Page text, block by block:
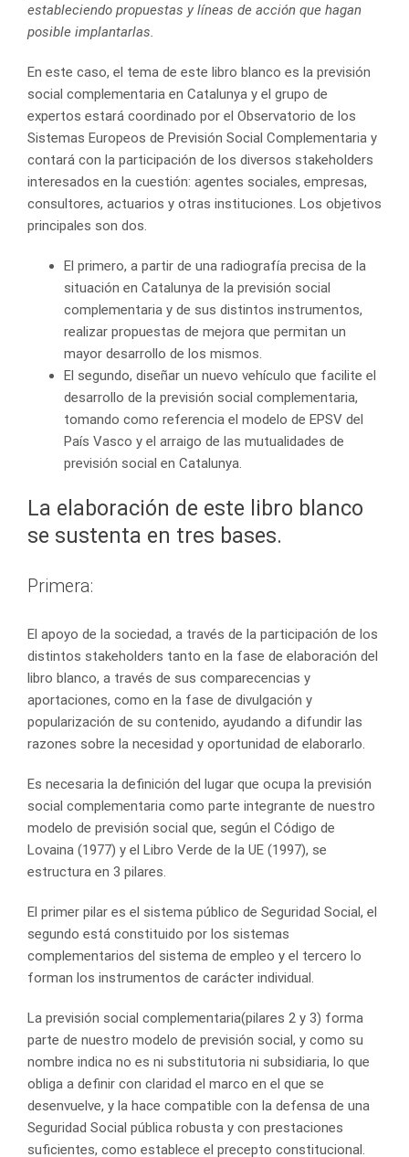
estableciendo propuestas y líneas de acción que hagan
posible implantarlas.
En este caso, el tema de este libro blanco es la previsión
social complementaria en Catalunya y el grupo de
expertos estará coordinado por el Observatorio de los
Sistemas Europeos de Previsión Social Complementaria y
contará con la participación de los diversos stakeholders
interesados en la cuestión: agentes sociales, empresas,
consultores, actuarios y otras instituciones. Los objetivos
principales son dos.
El primero, a partir de una radiografía precisa de la
situación en Catalunya de la previsión social
complementaria y de sus distintos instrumentos,
realizar propuestas de mejora que permitan un
mayor desarrollo de los mismos.
El segundo, diseñar un nuevo vehículo que facilite el
desarrollo de la previsión social complementaria,
tomando como referencia el modelo de EPSV del
País Vasco y el arraigo de las mutualidades de
previsión social en Catalunya.
La elaboración de este libro blanco
se sustenta en tres bases.
Primera:
El apoyo de la sociedad, a través de la participación de los
distintos stakeholders tanto en la fase de elaboración del
libro blanco, a través de sus comparecencias y
aportaciones, como en la fase de divulgación y
popularización de su contenido, ayudando a difundir las
razones sobre la necesidad y oportunidad de elaborarlo.
Es necesaria la definición del lugar que ocupa la previsión
social complementaria como parte integrante de nuestro
modelo de previsión social que, según el Código de
Lovaina (1977) y el Libro Verde de la UE (1997), se
estructura en 3 pilares.
El primer pilar es el sistema público de Seguridad Social, el
segundo está constituido por los sistemas
complementarios del sistema de empleo y el tercero lo
forman los instrumentos de carácter individual.
La previsión social complementaria(pilares 2 y 3) forma
parte de nuestro modelo de previsión social, y como su
nombre indica no es ni substitutoria ni subsidiaria, lo que
obliga a definir con claridad el marco en el que se
desenvuelve, y la hace compatible con la defensa de una
Seguridad Social pública robusta y con prestaciones
suficientes, como establece el precepto constitucional.